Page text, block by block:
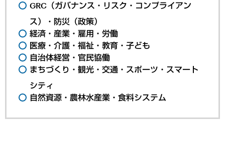
GRC（ガバナンス・リスク・コンプライアン
ス）・防災（政策）
経済・産業・雇用・労働
医療・介護・福祉・教育・子ども
自治体経営・官民協働
まちづくり・観光・交通・スポーツ・スマート
シティ
自然資源・農林水産業・食料システム